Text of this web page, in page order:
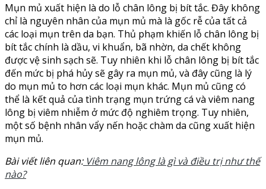
Mụn mủ xuất hiện là do lỗ chân lông bị bít tắc. Đây không
chỉ là nguyên nhân của mụn mủ mà là gốc rễ của tất cả
các loại mụn trên da bạn. Thủ phạm khiến lỗ chân lông bị
bít tắc chính là dầu, vi khuẩn, bã nhờn, da chết không
được vệ sinh sạch sẽ. Tuy nhiên khi lỗ chân lông bị bít tắc
đến mức bị phá hủy sẽ gây ra mụn mủ, và đây cũng là lý
do mụn mủ to hơn các loại mụn khác. Mụn mủ cũng có
thể là kết quả của tình trạng mụn trứng cá và viêm nang
lông bị viêm nhiễm ở mức độ nghiêm trọng. Tuy nhiên,
một số bệnh nhân vẩy nến hoặc chàm da cũng xuất hiện
mụn mủ.
Bài viết liên quan:Viêm nang lông là gì và điều trị như thế
nào?